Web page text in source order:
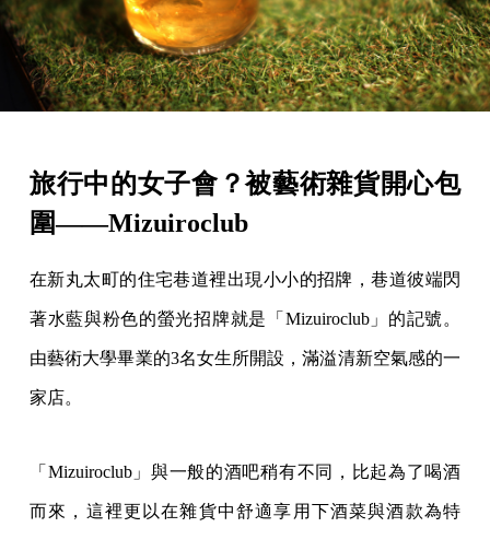
旅行中的女子會？被藝術雜貨開心包
圍——Mizuiroclub
在新丸太町的住宅巷道裡出現小小的招牌，巷道彼端閃
著水藍與粉色的螢光招牌就是「Mizuiroclub」的記號。
由藝術大學畢業的3名女生所開設，滿溢清新空氣感的一
家店。
「Mizuiroclub」與一般的酒吧稍有不同，比起為了喝酒
而來，這裡更以在雜貨中舒適享用下酒菜與酒款為特